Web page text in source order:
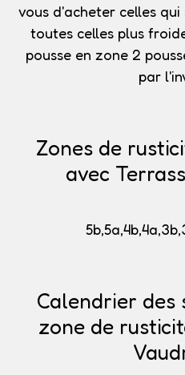
vous d'acheter celles
toutes celles plus
pousse en zone 2
par
Zones de
avec
Calendrier des
zone de